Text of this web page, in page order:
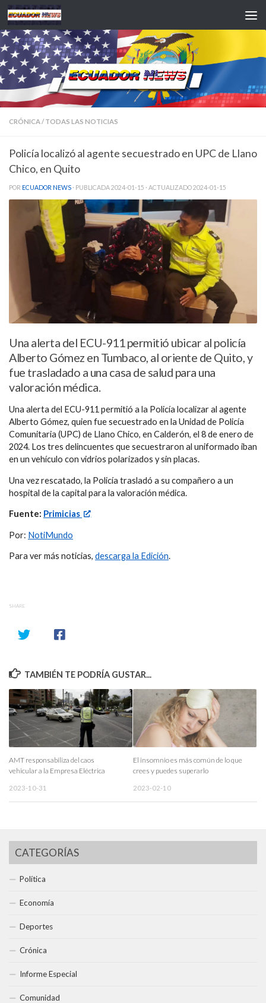
Saltar al contenido
CRÓNICA/ TODAS LAS NOTICIAS
Policía localizó al agente secuestrado en UPC de Llano
Chico, en Quito
POR ECUADOR NEWS · PUBLICADA2024-01-15 · ACTUALIZADO2024-01-15
Una alerta del ECU-911 permitió ubicar al policía
Alberto Gómez en Tumbaco, al oriente de Quito, y
fue trasladado a una casa de salud para una
valoración médica.
Una alerta del ECU-911 permitió a la Policía localizar al agente
Alberto Gómez, quien fue secuestrado en la Unidad de Policía
Comunitaria (UPC) de Llano Chico, en Calderón, el 8 de enero de
2024. Los tres delincuentes que secuestraron al uniformado iban
en un vehículo con vidrios polarizados y sin placas.
Una vez rescatado, la Policía trasladó a su compañero a un
hospital de la capital para la valoración médica.
Fuente: Primicias
Por: NotiMundo
Para ver más noticias, descarga la Edición.
SHARE
TAMBIÉN TE PODRÍA GUSTAR...
AMT responsabiliza del caos
vehicular a la Empresa Eléctrica
2023-10-31
El insomnio es más común de lo que
crees y puedes superarlo
2023-02-10
CATEGORÍAS
Política
Economía
Deportes
Crónica
Informe Especial
Comunidad